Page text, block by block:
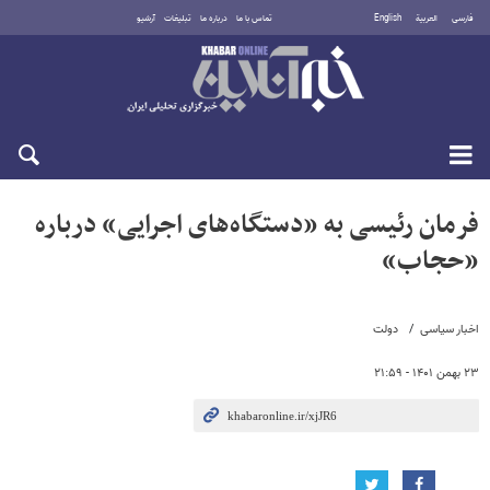
فارسی العربية English تماس با ما درباره ما تبلیغات آرشیو
جمعه ۱۶ مرداد ۱۴۰۵
اخبار سیاسی دولت
۲۳ بهمن ۱۴۰۱ - ۲۱:۵۹
فرمان رئیسی به «دستگاه‌های اجرایی» درباره
«حجاب»